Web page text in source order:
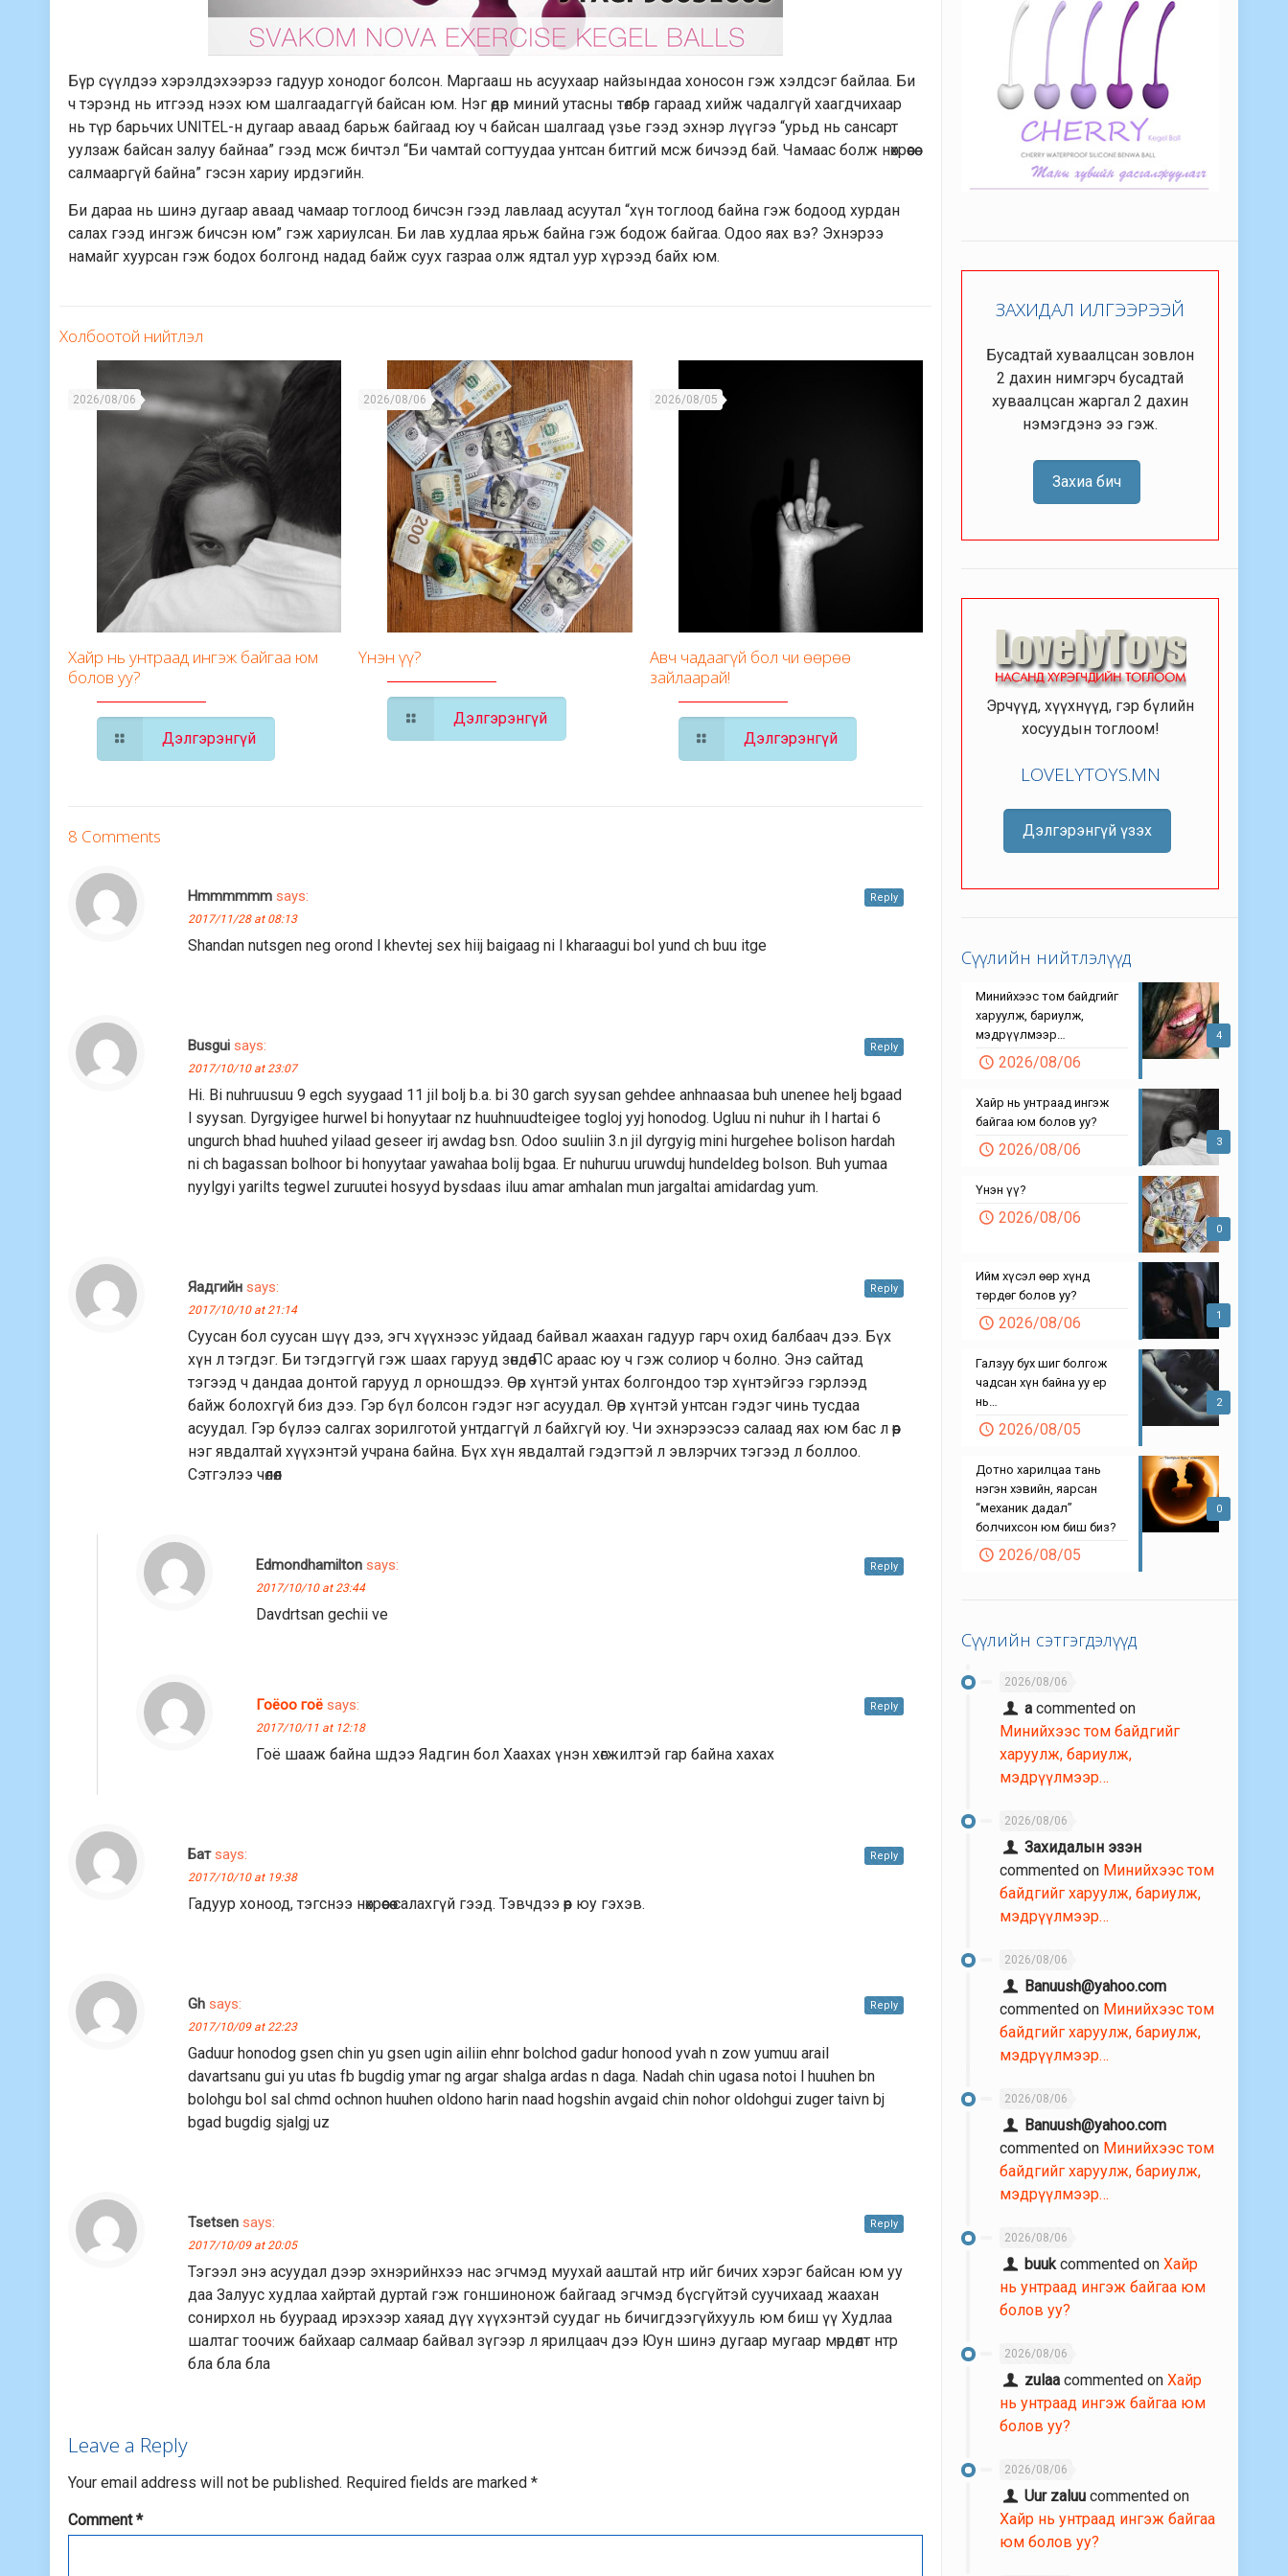
Бүр сүүлдээ хэрэлдэхээрээ гадуур хонодог болсон. Маргааш нь асуухаар найзындаа хоносон гэж хэлдсэг байлаа. Би
ч тэрэнд нь итгээд нээх юм шалгаадаггүй байсан юм. Нэг өдөр миний утасны төлбөр гараад хийж чадалгүй хаагдчихаар
нь түр барьчих UNITEL-н дугаар аваад барьж байгаад юу ч байсан шалгаад үзье гээд эхнэр лүүгээ “урьд нь сансарт
уулзаж байсан залуу байнаа” гээд мсж бичтэл “Би чамтай согтуудаа унтсан битгий мсж бичээд бай. Чамаас болж нөхрөөсөө
салмааргүй байна” гэсэн хариу ирдэгийн.
Би дараа нь шинэ дугаар аваад чамаар тоглоод бичсэн гээд лавлаад асуутал “хүн тоглоод байна гэж бодоод хурдан
салах гээд ингэж бичсэн юм” гэж хариулсан. Би лав худлаа ярьж байна гэж бодож байгаа. Одоо яах вэ? Эхнэрээ
намайг хуурсан гэж бодох болгонд надад байж суух газраа олж ядтал уур хүрээд байх юм.
Холбоотой нийтлэл
2026/08/06
Хайр нь унтраад ингэж байгаа юм
болов уу?
Дэлгэрэнгүй
2026/08/06
Үнэн үү?
Дэлгэрэнгүй
2026/08/05
Авч чадаагүй бол чи өөрөө
зайлаарай!
Дэлгэрэнгүй
8 Comments
Hmmmmmm says:
2017/11/28 at 08:13
Shandan nutsgen neg orond l khevtej sex hiij baigaag ni l kharaagui bol yund ch buu itge
Reply
Busgui says:
2017/10/10 at 23:07
Hi. Bi nuhruusuu 9 egch syygaad 11 jil bolj b.a. bi 30 garch syysan gehdee anhnaasaa buh unenee helj bgaad
l syysan. Dyrgyigee hurwel bi honyytaar nz huuhnuudteigee togloj yyj honodog. Ugluu ni nuhur ih l hartai 6
ungurch bhad huuhed yilaad geseer irj awdag bsn. Odoo suuliin 3.n jil dyrgyig mini hurgehee bolison hardah
ni ch bagassan bolhoor bi honyytaar yawahaa bolij bgaa. Er nuhuruu uruwduj hundeldeg bolson. Buh yumaa
nyylgyi yarilts tegwel zuruutei hosyyd bysdaas iluu amar amhalan mun jargaltai amidardag yum.
Reply
Яадгийн says:
2017/10/10 at 21:14
Суусан бол суусан шүү дээ, эгч хүүхнээс уйдаад байвал жаахан гадуур гарч охид балбаач дээ. Бүх
хүн л тэгдэг. Би тэгдэггүй гэж шаах гарууд зөндөө ПС араас юу ч гэж солиор ч болно. Энэ сайтад
тэгээд ч дандаа донтой гарууд л орношдээ. Өөр хүнтэй унтах болгондоо тэр хүнтэйгээ гэрлээд
байж болохгүй биз дээ. Гэр бүл болсон гэдэг нэг асуудал. Өөр хүнтэй унтсан гэдэг чинь тусдаа
асуудал. Гэр бүлээ салгах зорилготой унтдаггүй л байхгүй юу. Чи эхнэрээсээ салаад яах юм бас л өөр
нэг явдалтай хүүхэнтэй учрана байна. Бүх хүн явдалтай гэдэгтэй л эвлэрчих тэгээд л боллоо.
Сэтгэлээ чөлөөл
Reply
Edmondhamilton says:
2017/10/10 at 23:44
Davdrtsan gechii ve
Reply
Гоёоо гоё says:
2017/10/11 at 12:18
Гоё шааж байна шдээ Яадгин бол Хаахах үнэн хөгжилтэй гар байна хахах
Reply
Бат says:
2017/10/10 at 19:38
Гадуур хоноод, тэгснээ нөхрөөсөө салахгүй гээд. Тэвчдээ өөр юу гэхэв.
Reply
Gh says:
2017/10/09 at 22:23
Gaduur honodog gsen chin yu gsen ugin ailiin ehnr bolchod gadur honood yvah n zow yumuu arail
davartsanu gui yu utas fb bugdig ymar ng argar shalga ardas n daga. Nadah chin ugasa notoi l huuhen bn
bolohgu bol sal chmd ochnon huuhen oldono harin naad hogshin avgaid chin nohor oldohgui zuger taivn bj
bgad bugdig sjalgj uz
Reply
Tsetsen says:
2017/10/09 at 20:05
Тэгээл энэ асуудал дээр эхнэрийнхээ нас эгчмэд муухай ааштай нтр ийг бичих хэрэг байсан юм уу
даа Залуус худлаа хайртай дуртай гэж гоншинонож байгаад эгчмэд бүсгүйтэй суучихаад жаахан
сонирхол нь буураад ирэхээр хаяад дүү хүүхэнтэй суудаг нь бичигдээгүйхууль юм биш үү Худлаа
шалтаг тоочиж байхаар салмаар байвал зүгээр л ярилцаач дээ Юун шинэ дугаар мугаар мөрдөлт нтр
бла бла бла
Reply
Leave a Reply
Your email address will not be published. Required fields are marked*
Comment*
ЗАХИДАЛ ИЛГЭЭРЭЭЙ
Бусадтай хуваалцсан зовлон
2 дахин нимгэрч бусадтай
хуваалцсан жаргал 2 дахин
нэмэгдэнэ ээ гэж.
Захиа бич
Эрчүүд, хүүхнүүд, гэр бүлийн
хосуудын тоглоом!
LOVELYTOYS.MN
Дэлгэрэнгүй үзэх
Сүүлийн нийтлэлүүд
4
Минийхээс том байдгийг
харуулж, бариулж,
мэдрүүлмээр…
2026/08/06
3
Хайр нь унтраад ингэж
байгаа юм болов уу?
2026/08/06
0
Үнэн үү?
2026/08/06
1
Ийм хүсэл өөр хүнд
төрдөг болов уу?
2026/08/06
2
Галзуу бух шиг болгож
чадсан хүн байна уу ер
нь…
2026/08/05
0
Дотно харилцаа тань
нэгэн хэвийн, яарсан
“механик дадал”
болчихсон юм биш биз?
2026/08/05
Сүүлийн сэтгэгдэлүүд
2026/08/06
a commented on
Минийхээс том байдгийг
харуулж, бариулж,
мэдрүүлмээр…
2026/08/06
Захидалын эзэн
commented on Минийхээс том
байдгийг харуулж, бариулж,
мэдрүүлмээр…
2026/08/06
Banuush@yahoo.com
commented on Минийхээс том
байдгийг харуулж, бариулж,
мэдрүүлмээр…
2026/08/06
Banuush@yahoo.com
commented on Минийхээс том
байдгийг харуулж, бариулж,
мэдрүүлмээр…
2026/08/06
buukcommented onХайр
нь унтраад ингэж байгаа юм
болов уу?
2026/08/06
zulaa commented onХайр
нь унтраад ингэж байгаа юм
болов уу?
2026/08/06
Uur zaluu commented on
Хайр нь унтраад ингэж байгаа
юм болов уу?